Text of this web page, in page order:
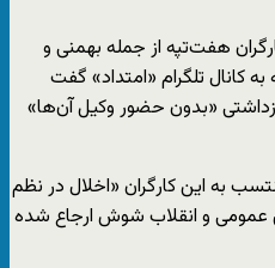
هفت‌تپه از جمله بهمنی و
کانال تلگرام «امتداد» گفت
«بدون حضور وکیل آن‌ها»
به این کارگران «اخلال در نظم
عمومی و انقلاب شوش ارجاع شده